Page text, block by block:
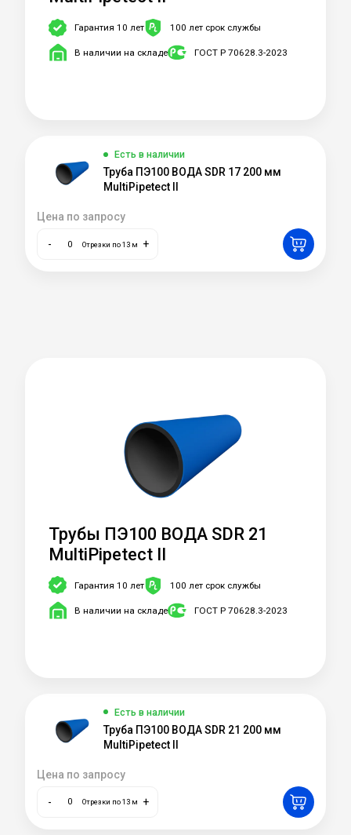
Гарантия 10 лет 100 лет срок службы
В наличии на складе ГОСТ Р 70628.3-2023
Есть в наличии
Труба ПЭ100 ВОДА SDR 17 200 мм
MultiPipetect II
Цена по запросу
- Отрезки по 13 м +
Трубы ПЭ100 ВОДА SDR 21
MultiPipetect II
Гарантия 10 лет 100 лет срок службы
В наличии на складе ГОСТ Р 70628.3-2023
Есть в наличии
Труба ПЭ100 ВОДА SDR 21 200 мм
MultiPipetect II
Цена по запросу
- Отрезки по 13 м +